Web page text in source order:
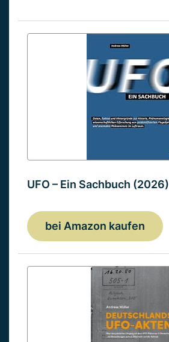
UFO – Ein Sachbuch (2026)
bei Amazon kaufen